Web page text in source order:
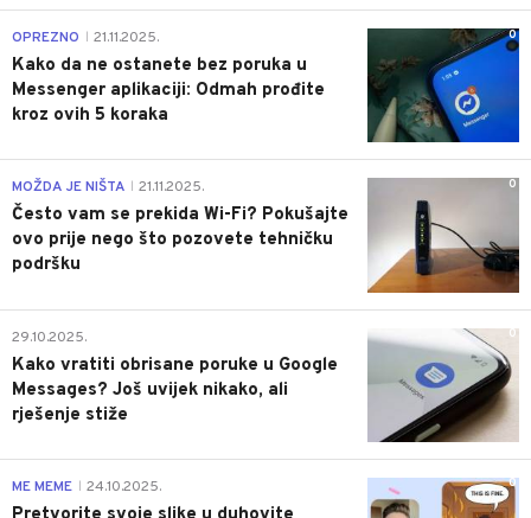
0
OPREZNO 21.11.2025.
Kako da ne ostanete bez poruka u
Messenger aplikaciji: Odmah prođite
kroz ovih 5 koraka
0
MOŽDA JE NIŠTA 21.11.2025.
Često vam se prekida Wi-Fi? Pokušajte
ovo prije nego što pozovete tehničku
podršku
0
29.10.2025.
Kako vratiti obrisane poruke u Google
Messages? Još uvijek nikako, ali
rješenje stiže
0
ME MEME 24.10.2025.